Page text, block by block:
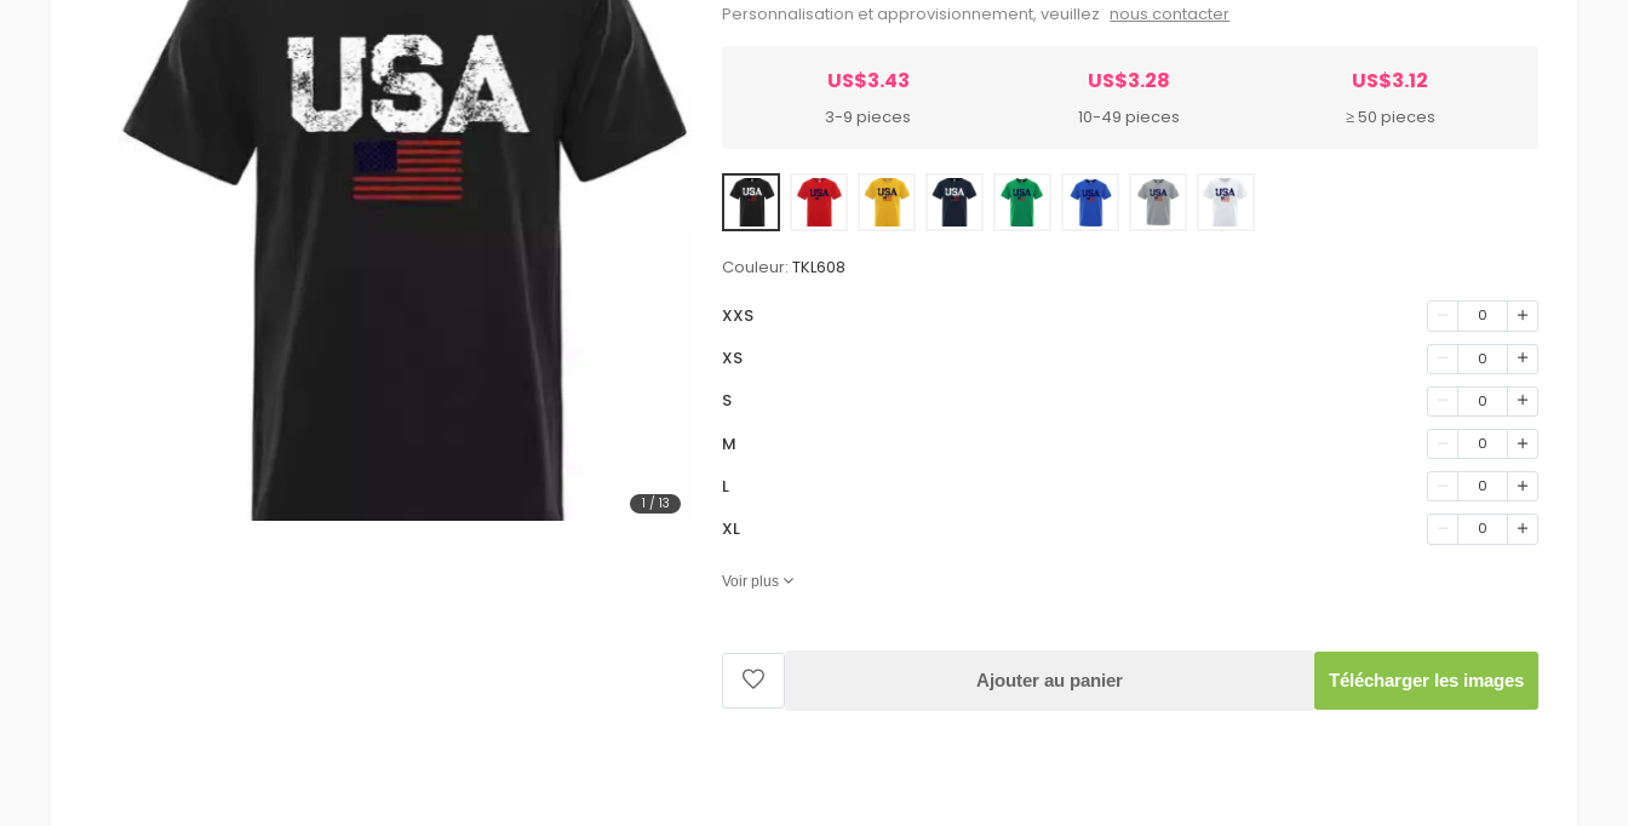
1 / 13
Personnalisation et approvisionnement, veuillez nous contacter
US$3.43
3-9 pieces
US$3.28
10-49 pieces
US$3.12
≥ 50 pieces
Couleur: TKL608
XXS 0
XS 0
S 0
M 0
L 0
XL 0
Voir plus
Ajouter au panier Télécharger les images